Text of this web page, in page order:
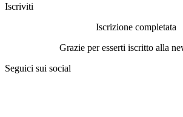
Iscriviti
Iscrizione completata
Grazie per esserti iscritto alla
Seguici sui social